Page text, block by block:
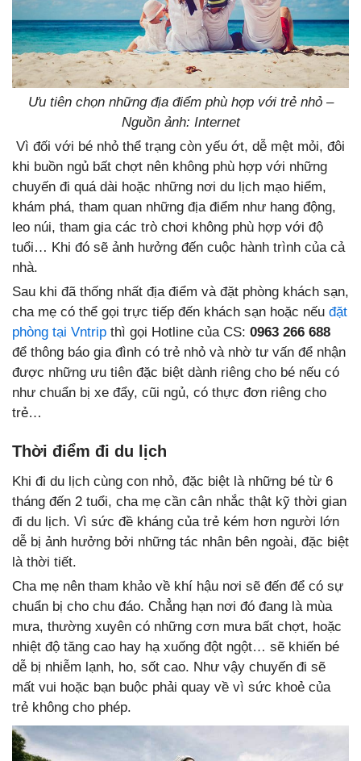
Ưu tiên chọn những địa điểm phù hợp với trẻ nhỏ –
Nguồn ảnh: Internet
Vì đối với bé nhỏ thể trạng còn yếu ớt, dễ mệt mỏi, đôi
khi buồn ngủ bất chợt nên không phù hợp với những
chuyến đi quá dài hoặc những nơi du lịch mạo hiểm,
khám phá, tham quan những địa điểm như hang động,
leo núi, tham gia các trò chơi không phù hợp với độ
tuổi… Khi đó sẽ ảnh hưởng đến cuộc hành trình của cả
nhà.
Sau khi đã thống nhất địa điểm và đặt phòng khách sạn,
cha mẹ có thể gọi trực tiếp đến khách sạn hoặc nếu đặt
phòng tại Vntrip thì gọi Hotline của CS: 0963 266 688
để thông báo gia đình có trẻ nhỏ và nhờ tư vấn để nhận
được những ưu tiên đặc biệt dành riêng cho bé nếu có
như chuẩn bị xe đẩy, cũi ngủ, có thực đơn riêng cho
trẻ…
Thời điểm đi du lịch
Khi đi du lịch cùng con nhỏ, đặc biệt là những bé từ 6
tháng đến 2 tuổi, cha mẹ cần cân nhắc thật kỹ thời gian
đi du lịch. Vì sức đề kháng của trẻ kém hơn người lớn
dễ bị ảnh hưởng bởi những tác nhân bên ngoài, đặc biệt
là thời tiết.
Cha mẹ nên tham khảo về khí hậu nơi sẽ đến để có sự
chuẩn bị cho chu đáo. Chẳng hạn nơi đó đang là mùa
mưa, thường xuyên có những cơn mưa bất chợt, hoặc
nhiệt độ tăng cao hay hạ xuống đột ngột… sẽ khiến bé
dễ bị nhiễm lạnh, ho, sốt cao. Như vậy chuyến đi sẽ
mất vui hoặc bạn buộc phải quay về vì sức khoẻ của
trẻ không cho phép.